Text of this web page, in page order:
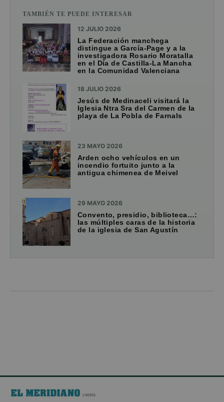
TAMBIÉN TE PUEDE INTERESAR
12 JULIO 2026
La Federación manchega
distingue a García-Page y a la
investigadora Rosario Moratalla
en el Día de Castilla-La Mancha
en la Comunidad Valenciana
18 JULIO 2026
Jesús de Medinaceli visitará la
Iglesia Ntra Sra del Carmen de la
playa de La Pobla de Farnals
23 MAYO 2026
Arden ocho vehículos en un
incendio fortuito junto a la
antigua chimenea de Meivel
29 MAYO 2026
Convento, presidio, biblioteca…:
las múltiples caras de la historia
de la iglesia de San Agustín